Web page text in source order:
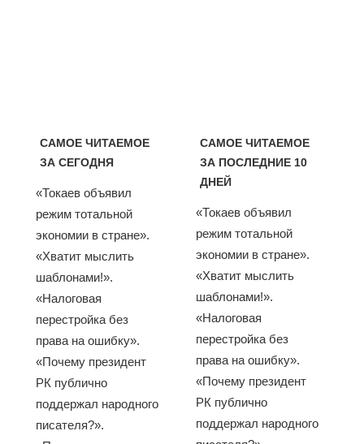
САМОЕ ЧИТАЕМОЕ
ЗА СЕГОДНЯ
«Токаев объявил
режим тотальной
экономии в стране».
«Хватит мыслить
шаблонами!».
«Налоговая
перестройка без
права на ошибку».
«Почему президент
РК публично
поддержал народного
писателя?».
САМОЕ ЧИТАЕМОЕ
ЗА ПОСЛЕДНИЕ 10
ДНЕЙ
«Токаев объявил
режим тотальной
экономии в стране».
«Хватит мыслить
шаблонами!».
«Налоговая
перестройка без
права на ошибку».
«Почему президент
РК публично
поддержал народного